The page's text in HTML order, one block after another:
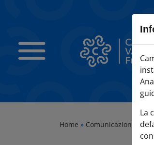
Vai al sezione Percorso briciole di
Vai al Contenuto principale della
Vai alla sezione dedicata alle
Vai al footer
Camera di
Home » Comunicazione »
La